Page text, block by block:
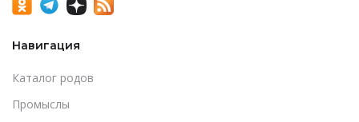
Навигация
Каталог родов
Промыслы